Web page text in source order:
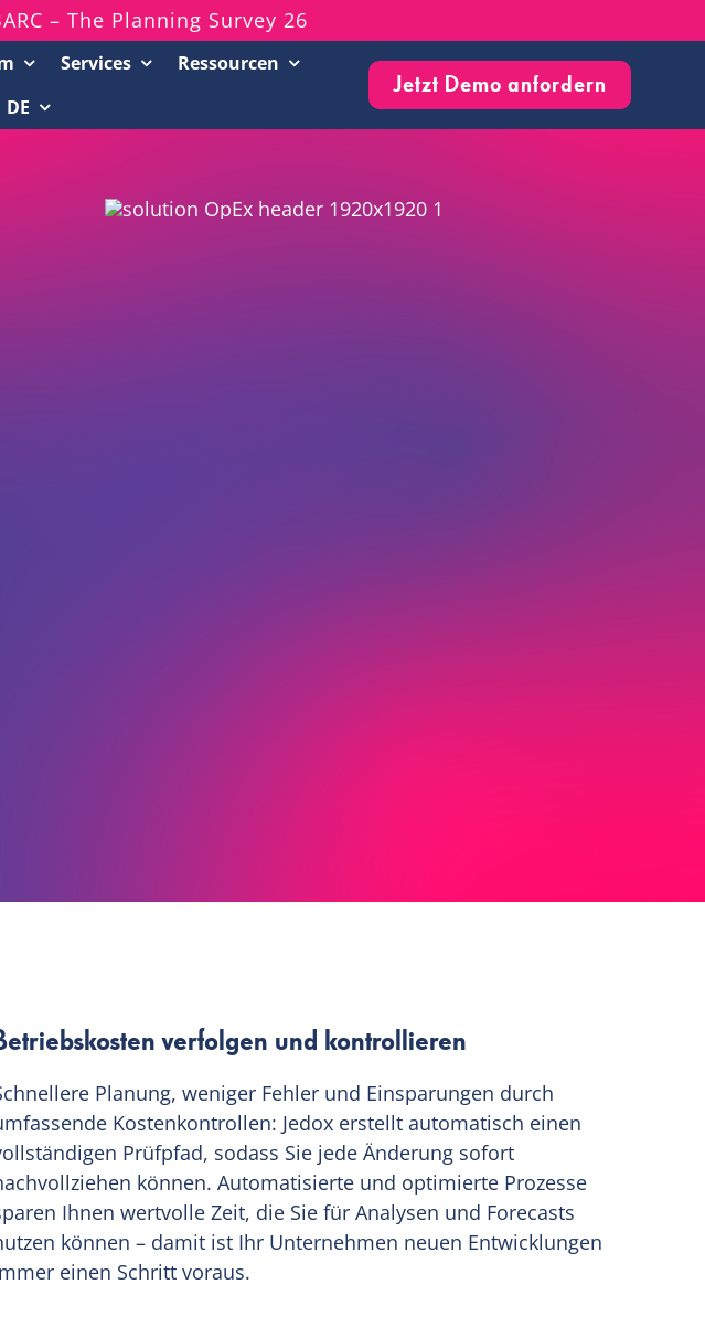
– The Planning Survey 26
Services Ressourcen
Customer Success Stories
DE
Jetzt Demo anfordern
verfolgen und kontrollieren
Planung, weniger Fehler und Einsparungen durch
Kostenkontrollen: Jedox erstellt automatisch einen
Prüfpfad, sodass Sie jede Änderung sofort
können. Automatisierte und optimierte Prozesse
Ihnen wertvolle Zeit, die Sie für Analysen und Forecasts
können – damit ist Ihr Unternehmen neuen Entwicklungen
einen Schritt voraus.